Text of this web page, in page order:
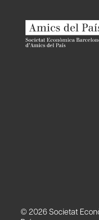
© 2026 Societat